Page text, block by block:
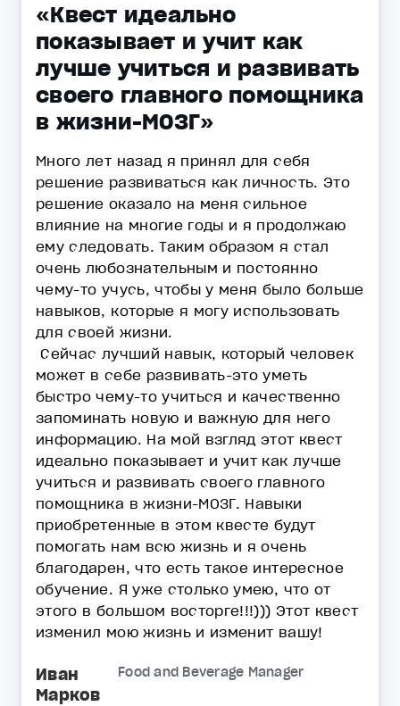
«Квест идеально
показывает и учит как
лучше учиться и развивать
своего главного помощника
в жизни-МОЗГ»
Много лет назад я принял для себя
решение развиваться как личность. Это
решение оказало на меня сильное
влияние на многие годы и я продолжаю
ему следовать. Таким образом я стал
очень любознательным и постоянно
чему-то учусь, чтобы у меня было больше
навыков, которые я могу использовать
для своей жизни.
Сейчас лучший навык, который человек
может в себе развивать-это уметь
быстро чему-то учиться и качественно
запоминать новую и важную для него
информацию. На мой взгляд этот квест
идеально показывает и учит как лучше
учиться и развивать своего главного
помощника в жизни-МОЗГ. Навыки
приобретенные в этом квесте будут
помогать нам всю жизнь и я очень
благодарен, что есть такое интересное
обучение. Я уже столько умею, что от
этого в большом восторге!!!))) Этот квест
изменил мою жизнь и изменит вашу!
Иван
Марков
Food and Beverage Manager